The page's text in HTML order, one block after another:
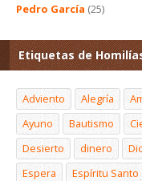
Pedro García (25)
Etiquetas de
Adviento Alegría
Ayuno
Bautismo
Desierto
dinero
Espera
Espíritu Santo